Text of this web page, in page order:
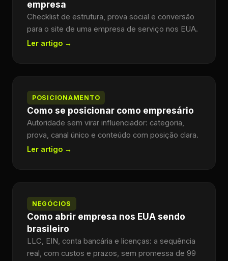
empresa
Checklist de estrutura, prova social e conversão
para o site de uma empresa de serviço nos EUA.
Ler artigo →
POSICIONAMENTO
Como se posicionar como empresário
Autoridade sem virar influenciador: categoria,
prova, canal único e conteúdo com posição clara.
Ler artigo →
NEGÓCIOS
Como abrir empresa nos EUA sendo
brasileiro
LLC, EIN, conta bancária e licenças: a sequência
real, com custos e prazos, sem promessa de 99